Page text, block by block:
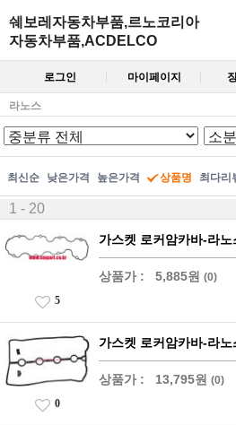
쉐보레자동차부품,르노코리아
자동차부품,ACDELCO
로그인 마이페이지
라노스
최신순 낮은가격 높은가격 상품명 최다리
1 - 20
가스켓 로커암카바-라
상품가 : 5,885원 (0)
5
가스켓 로커암카바-라노
상품가 : 13,795원 (0)
0